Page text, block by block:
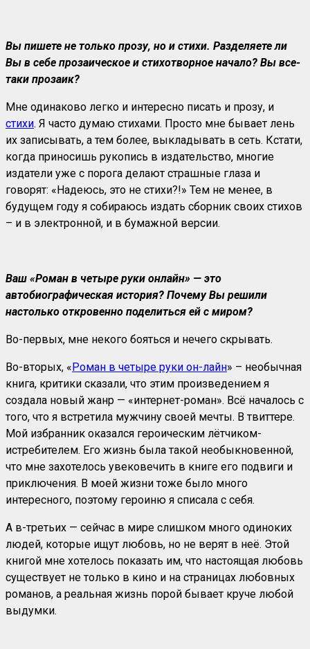
Вы пишете не только прозу, но и стихи. Разделяете ли
Вы в себе прозаическое и стихотворное начало? Вы все-
таки прозаик?
Мне одинаково легко и интересно писать и прозу, и
стихи. Я часто думаю стихами. Просто мне бывает лень
их записывать, а тем более, выкладывать в сеть. Кстати,
когда приносишь рукопись в издательство, многие
издатели уже с порога делают страшные глаза и
говорят: «Надеюсь, это не стихи?!» Тем не менее, в
будущем году я собираюсь издать сборник своих стихов
– и в электронной, и в бумажной версии.
Ваш «Роман в четыре руки онлайн» — это
автобиографическая история? Почему Вы решили
настолько откровенно поделиться ей с миром?
Во-первых, мне некого бояться и нечего скрывать.
Во-вторых, «Роман в четыре руки он-лайн» – необычная
книга, критики сказали, что этим произведением я
создала новый жанр — «интернет-роман». Всё началось с
того, что я встретила мужчину своей мечты. В твиттере.
Мой избранник оказался героическим лётчиком-
истребителем. Его жизнь была такой необыкновенной,
что мне захотелось увековечить в книге его подвиги и
приключения. В моей жизни тоже было много
интересного, поэтому героиню я списала с себя.
А в-третьих — сейчас в мире слишком много одиноких
людей, которые ищут любовь, но не верят в неё. Этой
книгой мне хотелось показать им, что настоящая любовь
существует не только в кино и на страницах любовных
романов, а реальная жизнь порой бывает круче любой
выдумки.